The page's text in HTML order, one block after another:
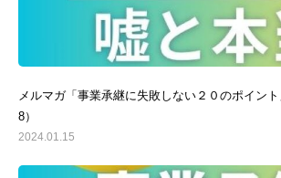
メルマガ「事業承継に失敗しない２０のポイン
8）
2024.01.15